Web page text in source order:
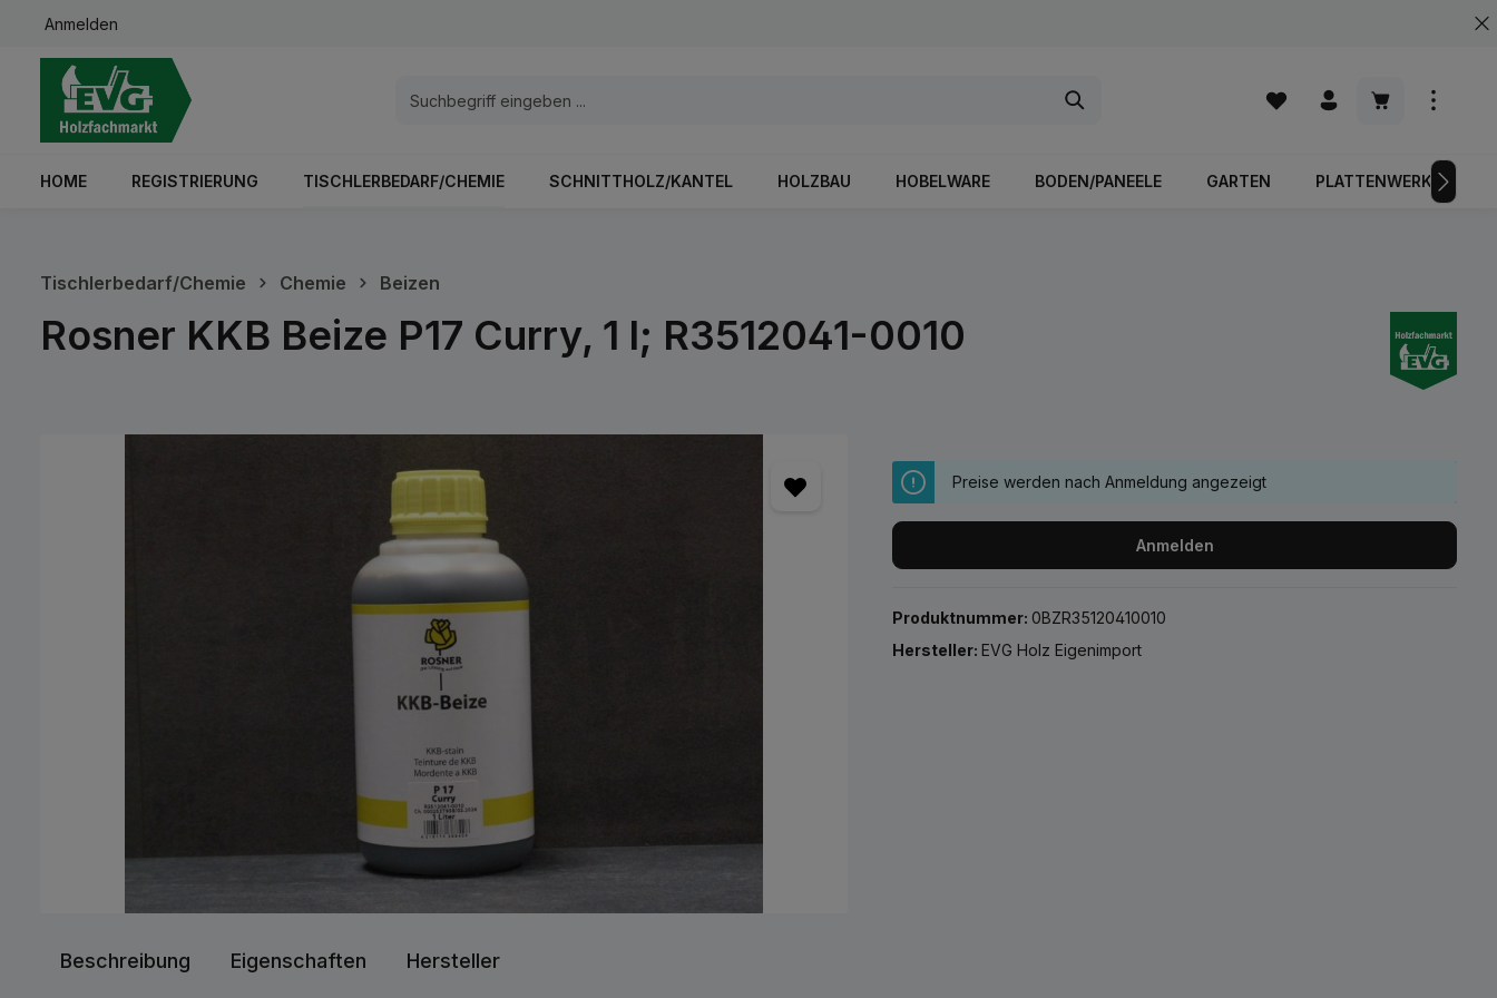
Zur Hauptnavigation springen
Anmelden
Warenkorb
HOME REGISTRIERUNG TISCHLERBEDARF/CHEMIE SCHNITTHOLZ/KANTEL HOLZBAU HOBELWARE BODEN/PANEELE GARTEN PLATTENWERKSTOFFE
Tischlerbedarf/Chemie Chemie Beizen
Rosner KKB Beize P17 Curry, 1 l; R3512041-0010
Preise werden nach Anmeldung angezeigt
Anmelden
Produktnummer: 0BZR35120410010
Hersteller:EVG Holz Eigenimport
Beschreibung Eigenschaften Hersteller